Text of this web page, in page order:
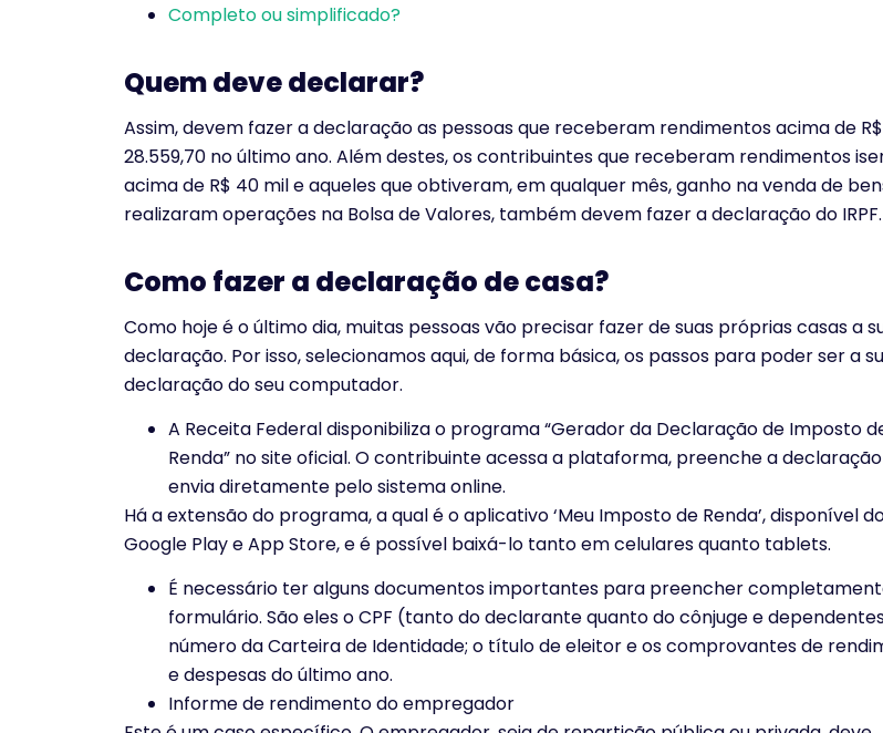
Completo ou simplificado?
Quem deve declarar?
Assim, devem fazer a declaração as pessoas que receberam rendimentos acima de R$
28.559,70 no último ano. Além destes, os contribuintes que receberam rendimentos
acima de R$ 40 mil e aqueles que obtiveram, em qualquer mês, ganho na venda de
realizaram operações na Bolsa de Valores, também devem fazer a declaração do IRPF.
Como fazer a declaração de casa?
Como hoje é o último dia, muitas pessoas vão precisar fazer de suas próprias casas a
declaração. Por isso, selecionamos aqui, de forma básica, os passos para poder ser a
declaração do seu computador.
A Receita Federal disponibiliza o programa “Gerador da Declaração de Imposto
Renda” no site oficial. O contribuinte acessa a plataforma, preenche a
envia diretamente pelo sistema online.
Há a extensão do programa, a qual é o aplicativo ‘Meu Imposto de Renda’, disponível
Google Play e App Store, e é possível baixá-lo tanto em celulares quanto tablets.
É necessário ter alguns documentos importantes para preencher
formulário. São eles o CPF (tanto do declarante quanto do cônjuge e
número da Carteira de Identidade; o título de eleitor e os comprovantes de
e despesas do último ano.
Informe de rendimento do empregador